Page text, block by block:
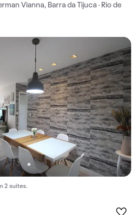
Vianna, Barra da Tijuca · Rio de
2 suítes.